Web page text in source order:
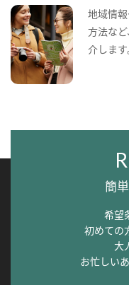
地域情
方法な
介します
簡
希望
初めての
大
お忙しい